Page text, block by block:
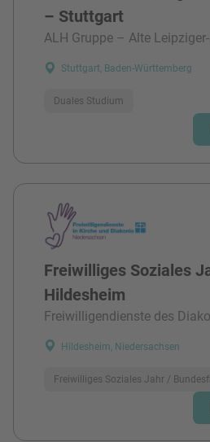
– Stuttgart
ALH Gruppe – Alte
Stuttgart, Baden-Württemberg
Duales Studium
Freiwilliges Soziales
Hildesheim
Freiwilligendienste des
Hildesheim, Niedersachsen
Freiwilliges Soziales Jahr /